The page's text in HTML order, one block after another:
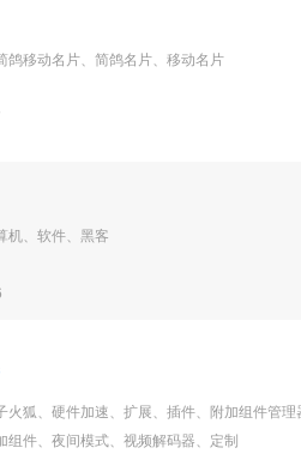
鸽移动名片、简鸽名片、移动名片
机、软件、黑客
火狐、硬件加速、扩展、插件、附加组件管
组件、夜间模式、视频解码器、定制